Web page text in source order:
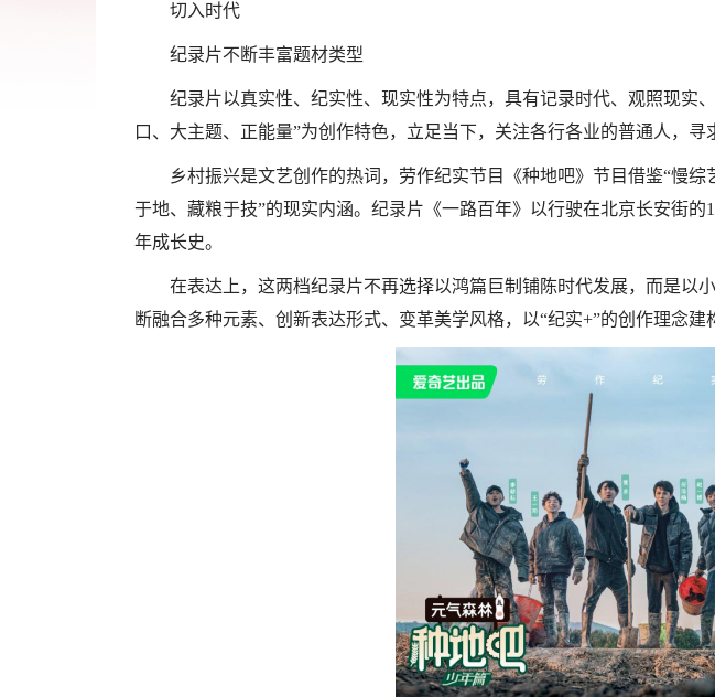
切入时代
纪录片不断丰富题材类型
纪录片以真实性、纪实性、现实性为特点，具有记录时代、观照现实
口、大主题、正能量”为创作特色，立足当下，关注各行各业的普通人，
乡村振兴是文艺创作的热词，劳作纪实节目《种地吧》节目借鉴“慢
于地、藏粮于技”的现实内涵。纪录片《一路百年》以行驶在北京长安街
年成长史。
在表达上，这两档纪录片不再选择以鸿篇巨制铺陈时代发展，而是以
断融合多种元素、创新表达形式、变革美学风格，以“纪实+”的创作理念建